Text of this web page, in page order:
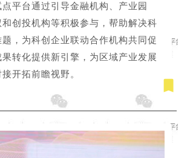
点平台通过引导金融机构、产业园
和创投机构等积极参与，帮助解决科
，为科创企业联动合作机构共同促
果转化提供新引擎，为区域产业发展
开拓前瞻视野。